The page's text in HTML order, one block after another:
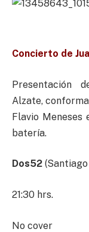
Concierto de
Presentación
Alzate,
Flavio Meneses
batería.
Dos52
21:30 hrs.
No cover